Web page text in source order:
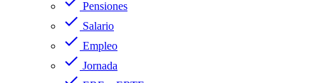
Pensiones
check Salario
check Empleo
check Jornada